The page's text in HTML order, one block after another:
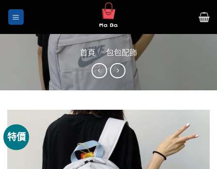
首頁 / 包包配飾
特價